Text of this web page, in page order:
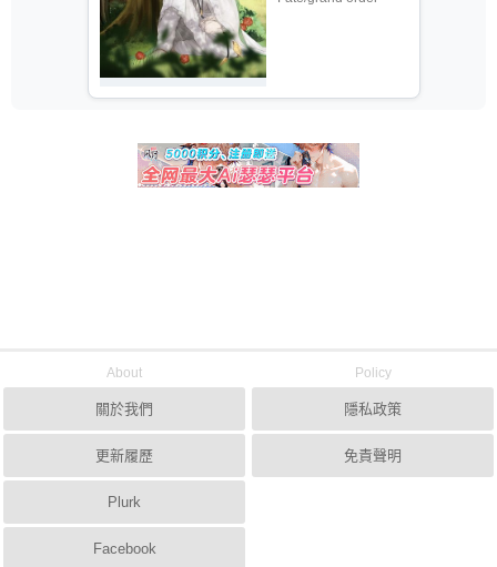
About
關於我們
更新履歷
Plurk
Facebook
Policy
隱私政策
免責聲明